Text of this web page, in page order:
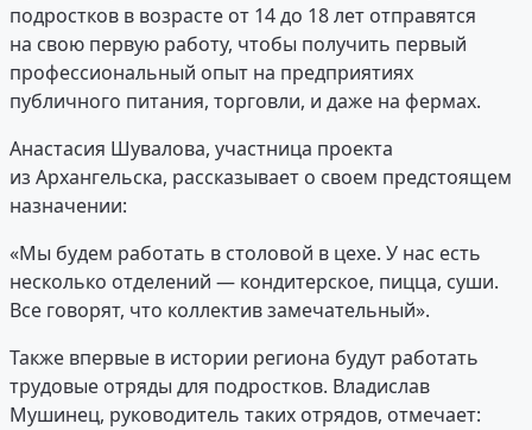
подростков в возрасте от 14 до 18 лет отправятся
на свою первую работу, чтобы получить первый
профессиональный опыт на предприятиях
публичного питания, торговли, и даже на фермах.
Анастасия Шувалова, участница проекта
из Архангельска, рассказывает о своем предстоящем
назначении:
«Мы будем работать в столовой в цехе. У нас есть
несколько отделений — кондитерское, пицца, суши.
Все говорят, что коллектив замечательный».
Также впервые в истории региона будут работать
трудовые отряды для подростков. Владислав
Мушинец, руководитель таких отрядов, отмечает: